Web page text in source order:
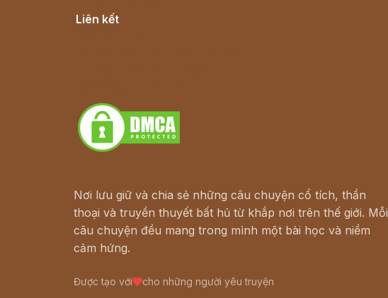
Liên kết
Nơi lưu giữ và chia sẻ những câu chuyện cổ tích, thần
thoại và truyền thuyết bất hủ từ khắp nơi trên thế giới. Mỗi
câu chuyện đều mang trong mình một bài học và niềm
cảm hứng.
Được tạo với cho những người yêu truyện